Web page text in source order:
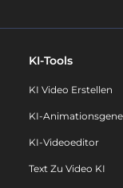
KI-Tools
KI Video Erstellen
KI-
KI-Videoeditor
Text Zu Video KI